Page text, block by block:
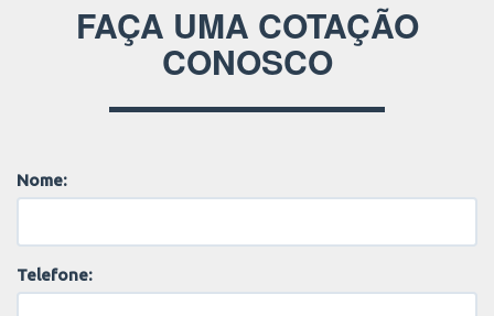
FAÇA UMA COTAÇÃO
CONOSCO
Nome:
Telefone: